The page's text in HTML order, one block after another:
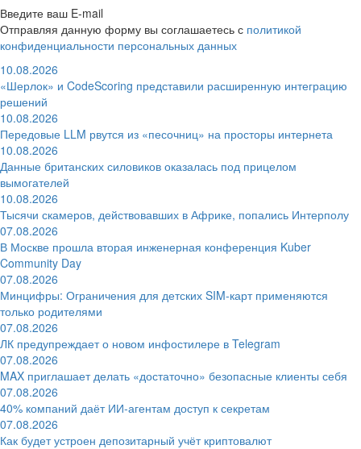
Введите ваш E-mail
Отправляя данную форму вы соглашаетесь с политикой
конфиденциальности персональных данных
10.08.2026
«Шерлок» и CodeScoring представили расширенную интеграцию
решений
10.08.2026
Передовые LLM рвутся из «песочниц» на просторы интернета
10.08.2026
Данные британских силовиков оказалась под прицелом
вымогателей
10.08.2026
Тысячи скамеров, действовавших в Африке, попались Интерполу
07.08.2026
В Москве прошла вторая инженерная конференция Kuber
Community Day
07.08.2026
Минцифры: Ограничения для детских SIM-карт применяются
только родителями
07.08.2026
ЛК предупреждает о новом инфостилере в Telegram
07.08.2026
MAX приглашает делать «достаточно» безопасные клиенты себя
07.08.2026
40% компаний даёт ИИ‑агентам доступ к секретам
07.08.2026
Как будет устроен депозитарный учёт криптовалют